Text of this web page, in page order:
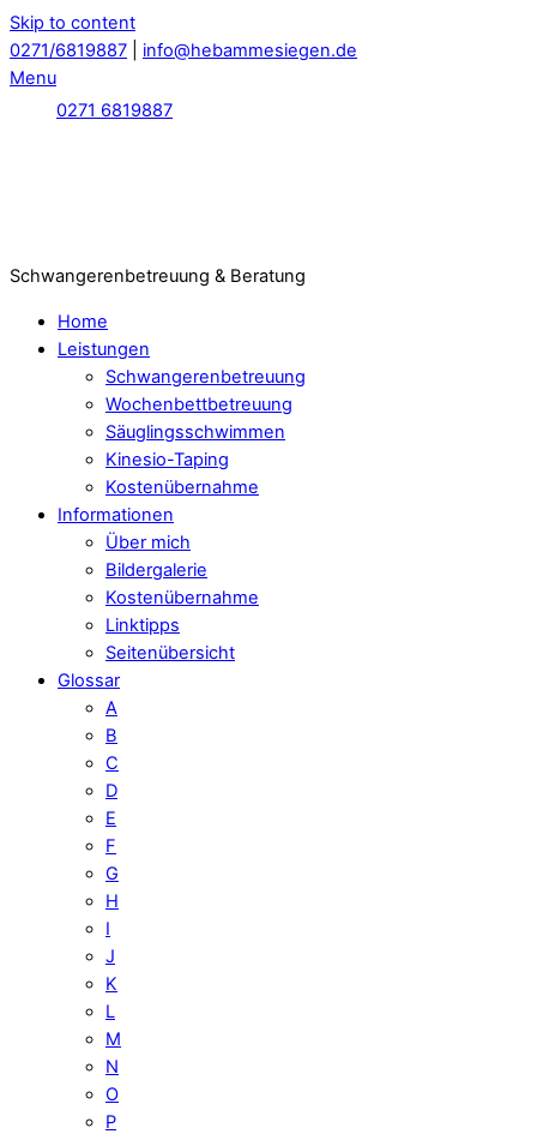
Skip to content
0271/6819887
info@hebammesiegen.de
Menu
0271 6819887
Schwangerenbetreuung & Beratung
Home
Leistungen
Schwangerenbetreuung
Wochenbettbetreuung
Säuglingsschwimmen
Kinesio-Taping
Kostenübernahme
Informationen
Über mich
Bildergalerie
Kostenübernahme
Linktipps
Seitenübersicht
Glossar
A
B
C
D
E
F
G
H
I
J
K
L
M
N
O
P